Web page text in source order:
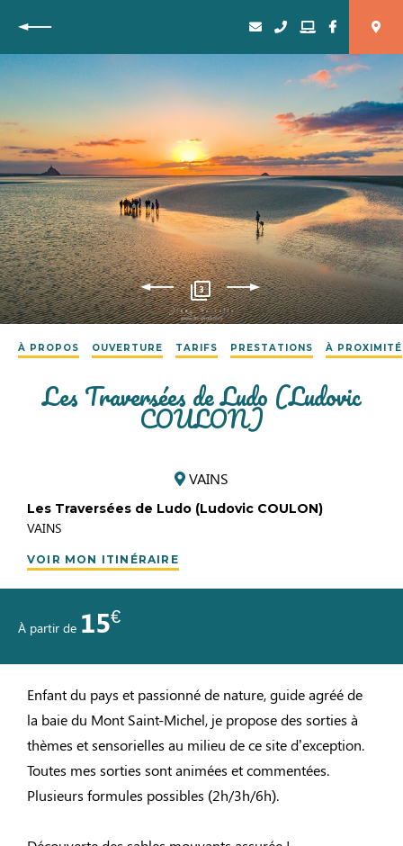
Retour
3
À PROPOS OUVERTURE TARIFS PRESTATIONS À PROXIMITÉ
Les Traversées de Ludo (Ludovic
COULON)
VAINS
Les Traversées de Ludo (Ludovic COULON)
VAINS
VOIR MON ITINÉRAIRE
À partir de 15€
Enfant du pays et passionné de nature, guide agréé de
la baie du Mont Saint-Michel, je propose des sorties à
thèmes et sensorielles au milieu de ce site d’exception.
Toutes mes sorties sont animées et commentées.
Plusieurs formules possibles (2h/3h/6h).